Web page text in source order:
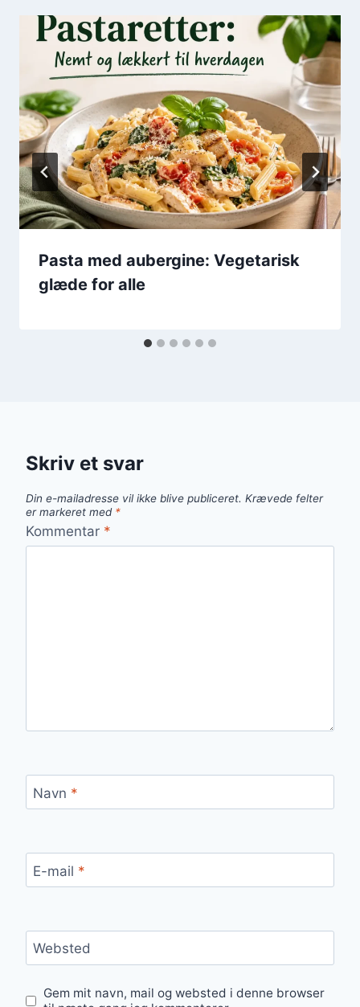
Pasta med aubergine: Vegetarisk
glæde for alle
Skriv et svar
Din e-mailadresse vil ikke blive publiceret. Krævede felter
er markeret med *
Kommentar *
Navn *
E-mail *
Websted
Gem mit navn, mail og websted i denne browser